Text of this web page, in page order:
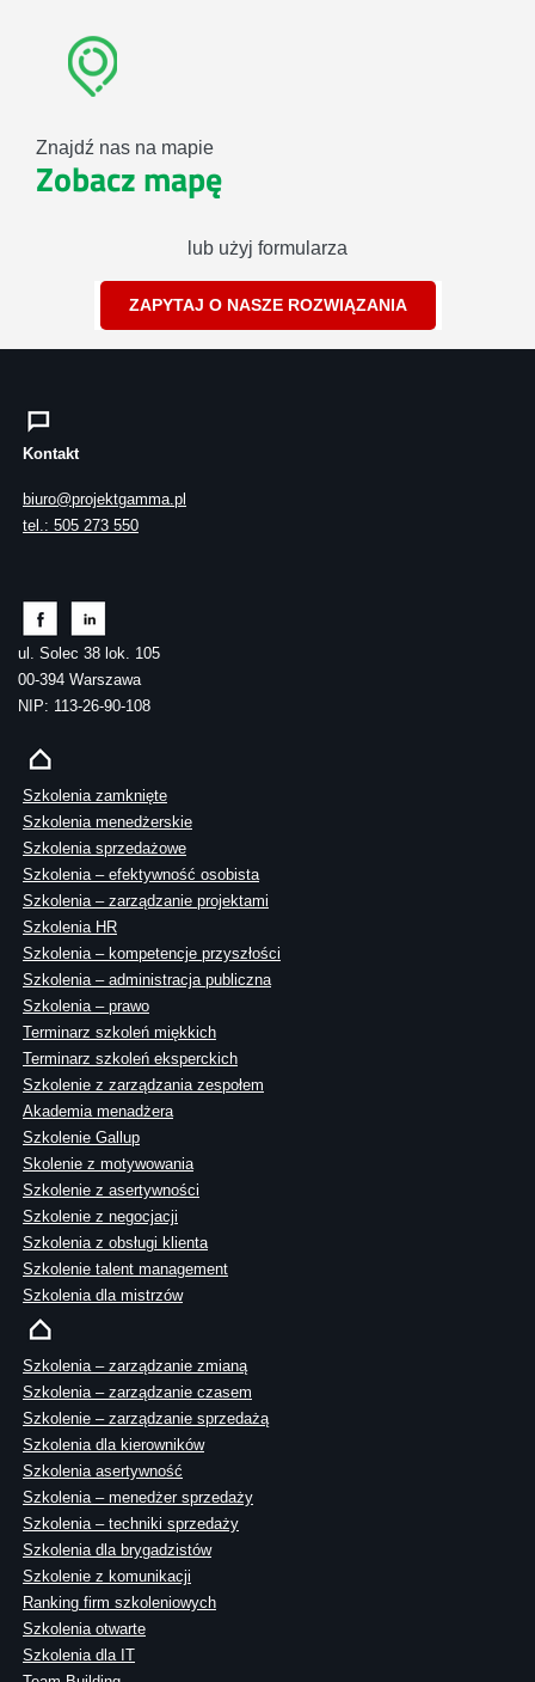
Znajdź nas na mapie
Zobacz mapę
lub użyj formularza
ZAPYTAJ O NASZE ROZWIĄZANIA
Kontakt
biuro@projektgamma.pl
tel.: 505 273 550
ul. Solec 38 lok. 105
00-394 Warszawa
NIP: 113-26-90-108
Szkolenia zamknięte
Szkolenia menedżerskie
Szkolenia sprzedażowe
Szkolenia – efektywność osobista
Szkolenia – zarządzanie projektami
Szkolenia HR
Szkolenia – kompetencje przyszłości
Szkolenia – administracja publiczna
Szkolenia – prawo
Terminarz szkoleń miękkich
Terminarz szkoleń eksperckich
Szkolenie z zarządzania zespołem
Akademia menadżera
Szkolenie Gallup
Skolenie z motywowania
Szkolenie z asertywności
Szkolenie z negocjacji
Szkolenia z obsługi klienta
Szkolenie talent management
Szkolenia dla mistrzów
Szkolenia – zarządzanie zmianą
Szkolenia – zarządzanie czasem
Szkolenie – zarządzanie sprzedażą
Szkolenia dla kierowników
Szkolenia asertywność
Szkolenia – menedżer sprzedaży
Szkolenia – techniki sprzedaży
Szkolenia dla brygadzistów
Szkolenie z komunikacji
Ranking firm szkoleniowych
Szkolenia otwarte
Szkolenia dla IT